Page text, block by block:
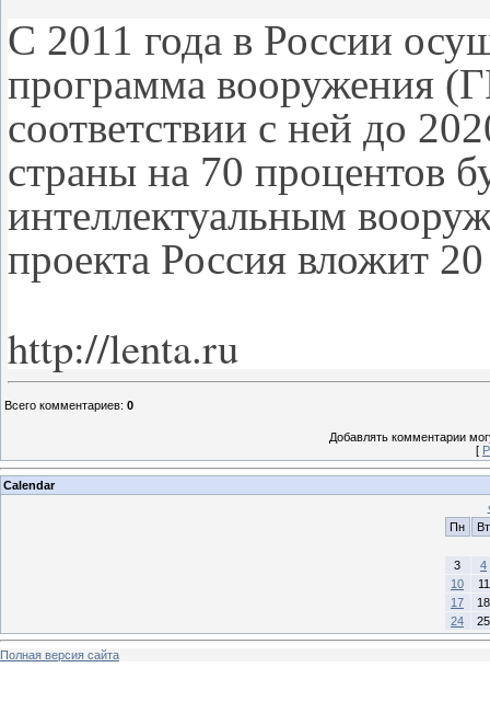
С 2011 года в России
программа вооружения
соответствии с ней до
страны на 70 процентов
интеллектуальным
проекта Россия вложит
http://lenta.ru
Всего комментариев: 0
Добавлять комментарии
[
Calendar
Пн
Вт
3
4
10
11
17
18
24
25
Полная версия сайта